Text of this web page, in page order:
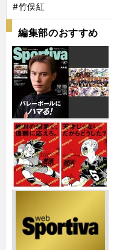
#竹俣紅
編集部のおすすめ